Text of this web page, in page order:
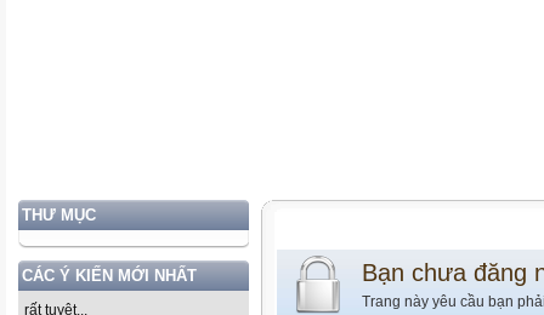
THƯ MỤC
CÁC Ý KIẾN MỚI NHẤT
rất tuyệt...
Bạn chưa đăng
Trang này yêu cầu bạn